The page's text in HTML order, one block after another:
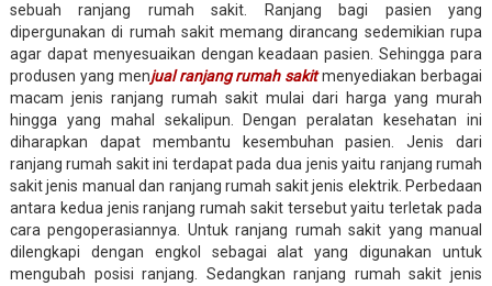
sebuah ranjang rumah sakit. Ranjang bagi pasien yang
dipergunakan di rumah sakit memang dirancang sedemikian rupa
agar dapat menyesuaikan dengan keadaan pasien. Sehingga para
produsen yang menjual ranjang rumah sakitmenyediakan berbagai
macam jenis ranjang rumah sakit mulai dari harga yang murah
hingga yang mahal sekalipun. Dengan peralatan kesehatan ini
diharapkan dapat membantu kesembuhan pasien. Jenis dari
ranjang rumah sakit ini terdapat pada dua jenis yaitu ranjang rumah
sakit jenis manual dan ranjang rumah sakit jenis elektrik. Perbedaan
antara kedua jenis ranjang rumah sakit tersebut yaitu terletak pada
cara pengoperasiannya. Untuk ranjang rumah sakit yang manual
dilengkapi dengan engkol sebagai alat yang digunakan untuk
mengubah posisi ranjang. Sedangkan ranjang rumah sakit jenis